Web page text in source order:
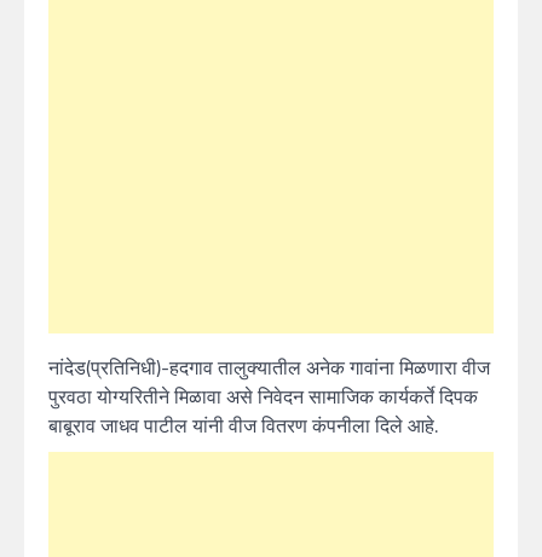
नांदेड(प्रतिनिधी)-हदगाव तालुक्यातील अनेक गावांना मिळणारा वीज
पुरवठा योग्यरितीने मिळावा असे निवेदन सामाजिक कार्यकर्ते दिपक
बाबूराव जाधव पाटील यांनी वीज वितरण कंपनीला दिले आहे.